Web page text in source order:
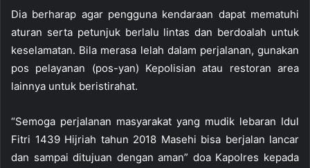
Dia berharap agar pengguna kendaraan dapat mematuhi
aturan serta petunjuk berlalu lintas dan berdoalah untuk
keselamatan. Bila merasa lelah dalam perjalanan, gunakan
pos pelayanan (pos-yan) Kepolisian atau restoran area
lainnya untuk beristirahat.
“Semoga perjalanan masyarakat yang mudik lebaran Idul
Fitri 1439 Hijriah tahun 2018 Masehi bisa berjalan lancar
dan sampai ditujuan dengan aman” doa Kapolres kepada